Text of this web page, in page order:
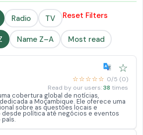
Radio TV Reset Filters
Name Z–A Most read
☆
☆☆☆☆☆ 0/5 (0)
Read by our users:38 times
cobertura global de notícias,
a Moçambique. Ele oferece uma
sobre as questões locais e
desde política até negócios e eventos